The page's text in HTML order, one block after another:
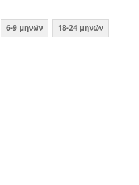
6-9 μηνών 18-24 μηνών